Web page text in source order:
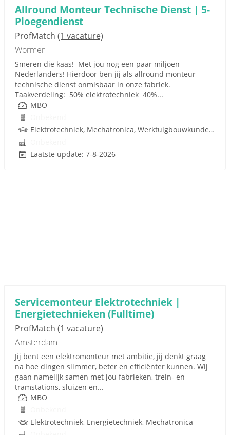
Allround Monteur Technische Dienst | 5-
Ploegendienst
ProfMatch (1 vacature)
Wormer
Smeren die kaas! Met jou nog een paar miljoen
Nederlanders! Hierdoor ben jij als allround monteur
technische dienst onmisbaar in onze fabriek.
Taakverdeling: 50% elektrotechniek 40%...
MBO
Elektrotechniek, Mechatronica, Werktuigbouwkunde, Pneumatiek
Laatste update: 7-8-2026
Servicemonteur Elektrotechniek |
Energietechnieken (Fulltime)
ProfMatch (1 vacature)
Amsterdam
Jij bent een elektromonteur met ambitie, jij denkt graag
na hoe dingen slimmer, beter en efficiënter kunnen. Wij
gaan namelijk samen met jou fabrieken, trein- en
tramstations, sluizen en...
MBO
Elektrotechniek, Energietechniek, Mechatronica